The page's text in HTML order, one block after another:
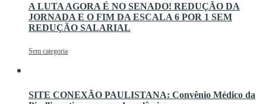
A LUTA AGORA É NO SENADO! REDUÇÃO DA
JORNADA E O FIM DA ESCALA 6 POR 1 SEM
REDUÇÃO SALARIAL
Sem categoria
SITE CONEXÃO PAULISTANA: Convênio Médico da